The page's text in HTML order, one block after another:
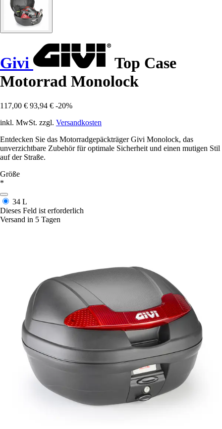
Givi
Top Case
Motorrad Monolock
117,00 € 93,94 € -20%
inkl. MwSt. zzgl. Versandkosten
Entdecken Sie das Motorradgepäckträger Givi Monolock, das
unverzichtbare Zubehör für optimale Sicherheit und einen mutigen Stil
auf der Straße.
Größe
*
34 L
Dieses Feld ist erforderlich
Versand in 5 Tagen